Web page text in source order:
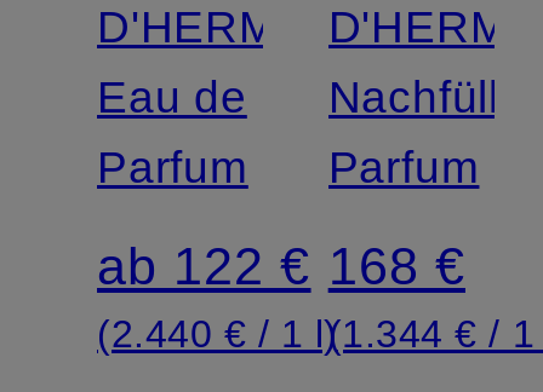
D'HERMÈS
Eau de
Parfum
ab 122 €
(2.440 € / 1 l)
Parfum
168 €
(1.344 € /